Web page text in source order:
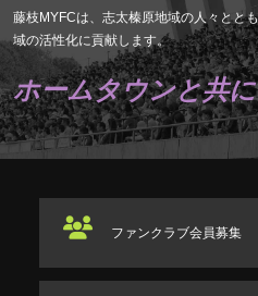
藤枝MYFCは、志太榛原地域の人々とと
域の活性化に貢献します。
ホームタウンと共
ファンクラブ会員募集